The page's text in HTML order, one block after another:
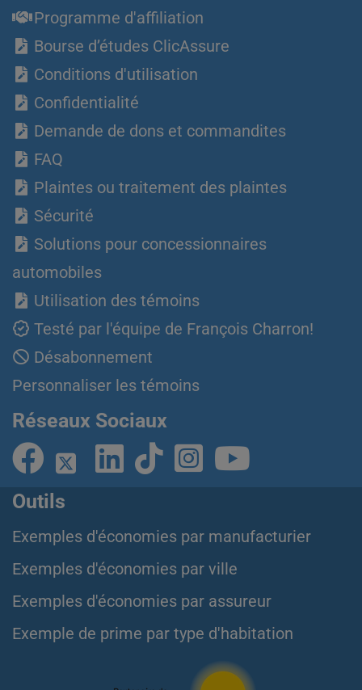
Programme d'affiliation
Bourse d’études ClicAssure
Conditions d'utilisation
Confidentialité
Demande de dons et commandites
FAQ
Plaintes ou traitement des plaintes
Sécurité
Solutions pour concessionnaires
automobiles
Utilisation des témoins
Testé par l'équipe de François Charron!
Désabonnement
Personnaliser les témoins
Réseaux Sociaux
Outils
Exemples d'économies par manufacturier
Exemples d'économies par ville
Exemples d'économies par assureur
Exemple de prime par type d'habitation